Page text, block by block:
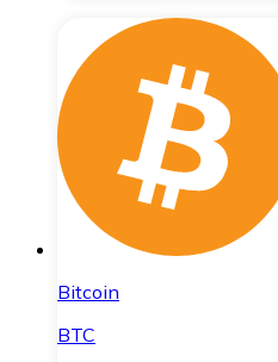
Bitcoin
BTC